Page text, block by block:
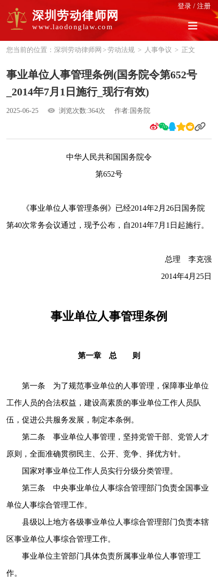
登录 / 注册
深圳劳动律师网
www.laodonglaw.com
您当前的位置：深圳劳动律师网 > 劳动法规 > 人事争议 > 正文
事业单位人事管理条例(国务院令第652号
_2014年7月1日施行_现行有效)
2025-06-25 浏览次数:364次 作者:国务院
中华人民共和国国务院令
第652号
《事业单位人事管理条例》已经2014年2月26日国务院
第40次常务会议通过，现予公布，自2014年7月1日起施行。
总理 李克强
2014年4月25日
事业单位人事管理条例
第一章 总 则
第一条 为了规范事业单位的人事管理，保障事业单位
工作人员的合法权益，建设高素质的事业单位工作人员队
伍，促进公共服务发展，制定本条例。
第二条 事业单位人事管理，坚持党管干部、党管人才
原则，全面准确贯彻民主、公开、竞争、择优方针。
国家对事业单位工作人员实行分级分类管理。
第三条 中央事业单位人事综合管理部门负责全国事业
单位人事综合管理工作。
县级以上地方各级事业单位人事综合管理部门负责本辖
区事业单位人事综合管理工作。
事业单位主管部门具体负责所属事业单位人事管理工
作。